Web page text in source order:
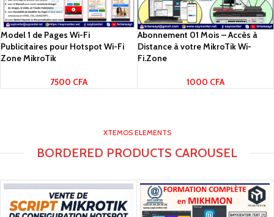
Model 1 de Pages Wi-Fi
Publicitaires pour Hotspot Wi-Fi
Zone MikroTik
7500 CFA
Abonnement 01 Mois – Accès à
Distance à votre MikroTik Wi-
Fi.Zone
1000 CFA
XTEMOS ELEMENTS
BORDERED PRODUCTS CAROUSEL